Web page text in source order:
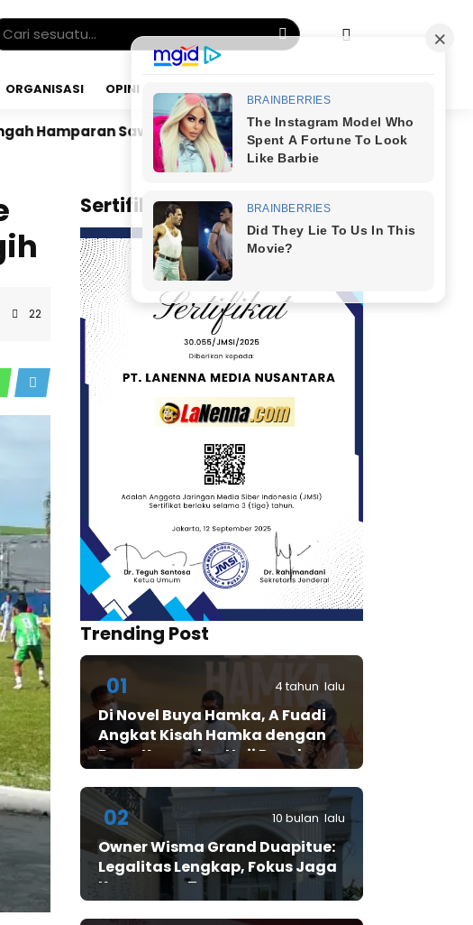
ORGANISASI OPINI
Dr. Bunyamin Yapid di Kairo: Tak Mampu Kelola
22
Sertifikat JMSI
Trending Post
01 4 tahun lalu
Di Novel Buya Hamka, A Fuadi
Angkat Kisah Hamka dengan
Bung Karno dan Haji Rasul
02 10 bulan lalu
Owner Wisma Grand Duapitue:
Legalitas Lengkap, Fokus Jaga
Keamanan Tamu
x